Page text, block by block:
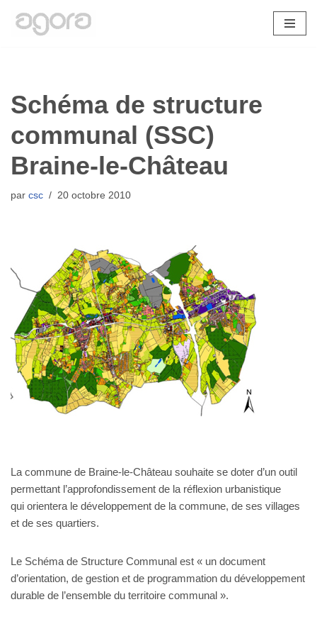
Schéma de structure
communal (SSC)
Braine-le-Château
par csc 20 octobre 2010
La commune de Braine-le-Château souhaite se doter d’un outil
permettant l’approfondissement de la réflexion urbanistique
qui orientera le développement de la commune, de ses villages
et de ses quartiers.
Le Schéma de Structure Communal est « un document
d’orientation, de gestion et de programmation du développement
durable de l’ensemble du territoire communal ».